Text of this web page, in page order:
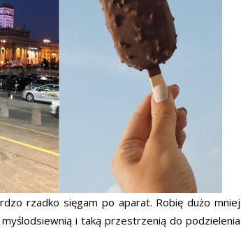
rzadko sięgam po aparat. Robię dużo mniej
i taką przestrzenią do podzielenia